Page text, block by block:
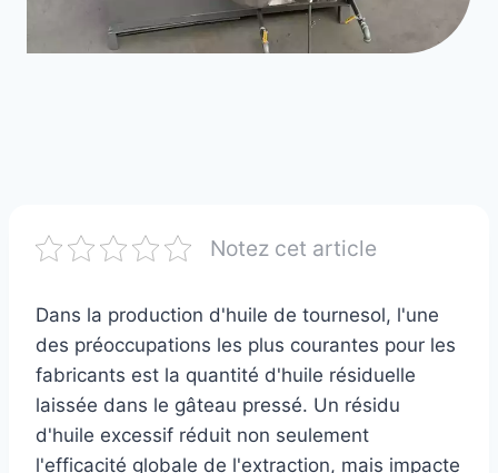
Notez cet article
Dans la production d'huile de tournesol, l'une
des préoccupations les plus courantes pour les
fabricants est la quantité d'huile résiduelle
laissée dans le gâteau pressé. Un résidu
d'huile excessif réduit non seulement
l'efficacité globale de l'extraction, mais impacte